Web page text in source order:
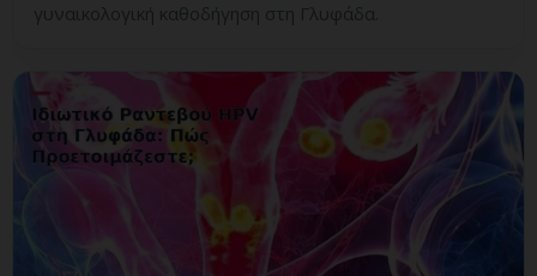
γυναικολογική καθοδήγηση στη Γλυφάδα.